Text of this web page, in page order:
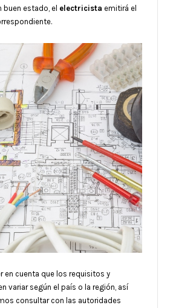
buen estado, el electricista emitirá el
en cuenta que los requisitos y
variar según el país o la región, así
consultar con las autoridades